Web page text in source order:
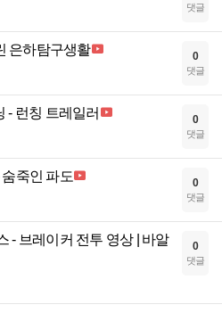
댓글
은하탐구생활 0
댓글
- 런칭 트레일러 0
댓글
죽인 파도 0
댓글
- 브레이커 전투 영상 | 바알 0
댓글